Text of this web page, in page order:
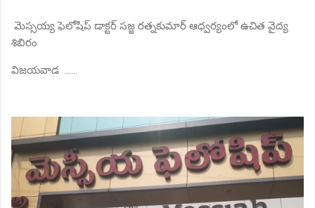
మెస్సయ్య ఫెలోషిప్ డాక్టర్ సజ్జ రత్నకుమార్ ఆధ్వర్యంలో ఉచిత వైద్య
శిబిరం
విజయవాడ ......